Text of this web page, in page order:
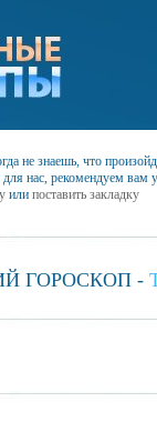
не знаешь, что
нас, рекомендуем вам
или поставить закладку
ГОРОСКОП -